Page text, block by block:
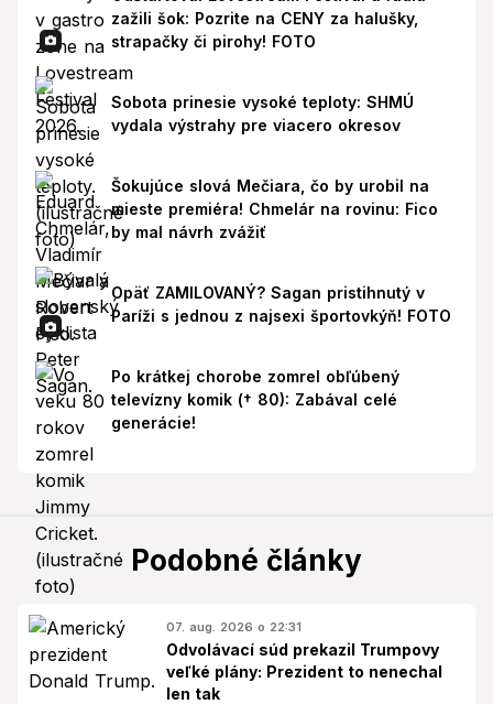
zažili šok: Pozrite na CENY za halušky,
strapačky či pirohy! FOTO
Sobota prinesie vysoké teploty: SHMÚ
vydala výstrahy pre viacero okresov
Šokujúce slová Mečiara, čo by urobil na
mieste premiéra! Chmelár na rovinu: Fico
by mal návrh zvážiť
Opäť ZAMILOVANÝ? Sagan pristihnutý v
Paríži s jednou z najsexi športovkýň! FOTO
Po krátkej chorobe zomrel obľúbený
televízny komik († 80): Zabával celé
generácie!
Podobné články
07. aug. 2026 o 22:31
Odvolávací súd prekazil Trumpovy
veľké plány: Prezident to nenechal
len tak